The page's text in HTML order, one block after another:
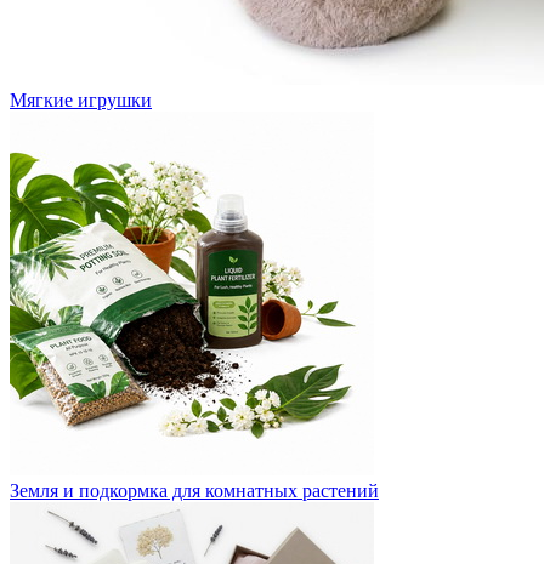
Мягкие игрушки
Земля и подкормка для комнатных растений